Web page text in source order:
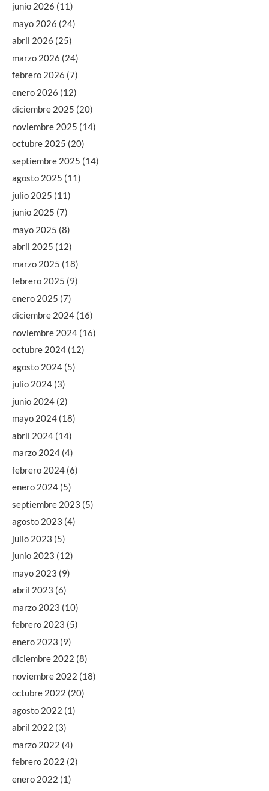
junio 2026 (11)
mayo 2026 (24)
abril 2026 (25)
marzo 2026 (24)
febrero 2026 (7)
enero 2026 (12)
diciembre 2025 (20)
noviembre 2025 (14)
octubre 2025 (20)
septiembre 2025 (14)
agosto 2025 (11)
julio 2025 (11)
junio 2025 (7)
mayo 2025 (8)
abril 2025 (12)
marzo 2025 (18)
febrero 2025 (9)
enero 2025 (7)
diciembre 2024 (16)
noviembre 2024 (16)
octubre 2024 (12)
agosto 2024 (5)
julio 2024 (3)
junio 2024 (2)
mayo 2024 (18)
abril 2024 (14)
marzo 2024 (4)
febrero 2024 (6)
enero 2024 (5)
septiembre 2023 (5)
agosto 2023 (4)
julio 2023 (5)
junio 2023 (12)
mayo 2023 (9)
abril 2023 (6)
marzo 2023 (10)
febrero 2023 (5)
enero 2023 (9)
diciembre 2022 (8)
noviembre 2022 (18)
octubre 2022 (20)
agosto 2022 (1)
abril 2022 (3)
marzo 2022 (4)
febrero 2022 (2)
enero 2022 (1)